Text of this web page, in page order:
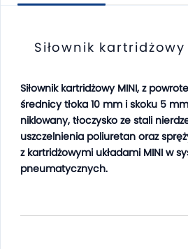
Siłownik kartridżowy
Siłownik kartridżowy MINI, z
średnicy tłoka 10 mm i skoku 5
niklowany, tłoczysko ze stali
uszczelnienia poliuretan oraz
z kartridżowymi układami MINI w
pneumatycznych.